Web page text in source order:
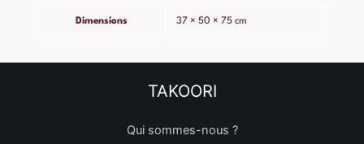
Dimensions 37 × 50 × 75 cm
TAKOORI
Qui sommes-nous ?